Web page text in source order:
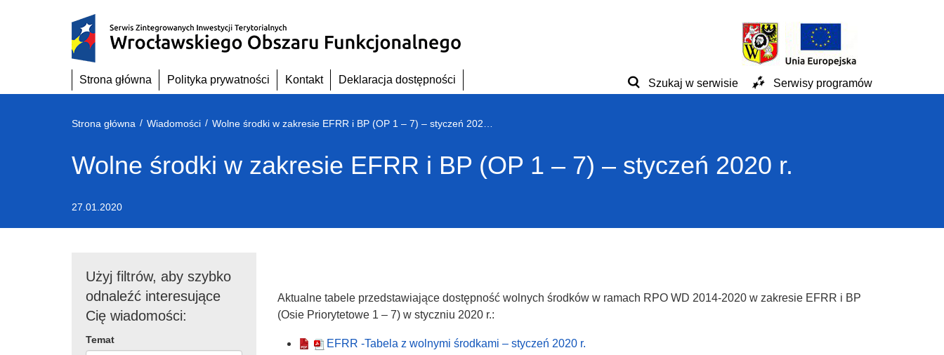
Strona główna Polityka prywatności Kontakt Deklaracja dostępności Szukaj w serwisie Serwisy programów
Strona główna / Wiadomości /
Wolne środki w zakresie EFRR i BP (OP 1 – 7) – styczeń 2020 r.
27.01.2020
Użyj filtrów, aby szybko
odnaleźć interesujące
Cię wiadomości:
Temat
Aktualne tabele przedstawiające dostępność wolnych środków w ramach RPO WD 2014-2020 w zakresie EFRR i BP
(Osie Priorytetowe 1 – 7) w styczniu 2020 r.:
EFRR -Tabela z wolnymi środkami – styczeń 2020 r.